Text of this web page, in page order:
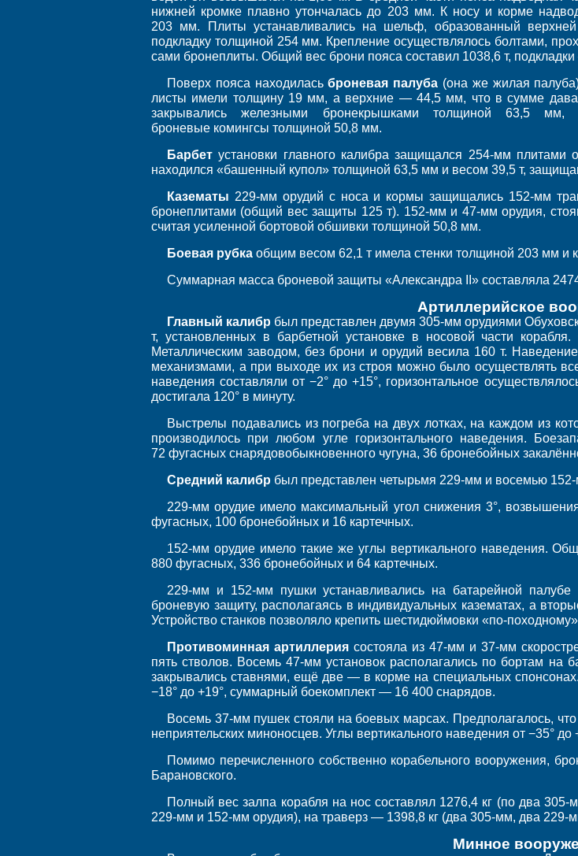
нижней кромке плавно утончалась до 203 мм. К носу и корме
203 мм. Плиты устанавливались на шельф, образованный
подкладку толщиной 254 мм. Крепление осуществлялось болтами,
сами бронеплиты. Общий вес брони пояса составил 1038,6 т,
Поверх пояса находиласьброневая палуба (она же жилая
листы имели толщину 19 мм, а верхние — 44,5 мм, что в сумме
закрывались железными бронекрышками толщиной 63,5
броневые комингсы толщиной 50,8 мм.
Барбет установки главного калибра защищался 254-мм
находился «башенный купол» толщиной 63,5 мм и весом 39,5 т,
Казематы 229-мм орудий с носа и кормы защищались 152-мм
бронеплитами (общий вес защиты 125 т). 152-мм и 47-мм орудия,
считая усиленной бортовой обшивки толщиной 50,8 мм.
Боевая рубка общим весом 62,1 т имела стенки толщиной 203 мм и
Суммарная масса броневой защиты «Александра II» составляла
Артиллерийское
Главный калибр был представлен двумя 305-мм орудиями
т, установленных в барбетной установке в носовой части
Металлическим заводом, без брони и орудий весила 160 т.
механизмами, а при выходе их из строя можно было осуществлять
наведения составляли от −2° до +15°, горизонтальное
достигала 120° в минуту.
Выстрелы подавались из погреба на двух лотках, на каждом из
производилось при любом угле горизонтального наведения.
72 фугасных снарядовобыкновенного чугуна, 36 бронебойных
Средний калибр был представлен четырьмя 229-мм и восемью
229-мм орудие имело максимальный угол снижения 3°,
фугасных, 100 бронебойных и 16 картечных.
152-мм орудие имело такие же углы вертикального наведения.
880 фугасных, 336 бронебойных и 64 картечных.
229-мм и 152-мм пушки устанавливались на батарейной
броневую защиту, располагаясь в индивидуальных казематах, а
Устройство станков позволяло крепить шестидюймовки «по-
Противоминная артиллериясостояла из 47-мм и 37-мм
пять стволов. Восемь 47-мм установок располагались по бортам на
закрывались ставнями, ещё две — в корме на специальных
−18° до +19°, суммарный боекомплект — 16 400 снарядов.
Восемь 37-мм пушек стояли на боевых марсах. Предполагалось,
неприятельских миноносцев. Углы вертикального наведения от −35°
Помимо перечисленного собственно корабельного вооружения,
Барановского.
Полный вес залпа корабля на нос составлял 1276,4 кг (по два
229-мм и 152-мм орудия), на траверз — 1398,8 кг (два 305-мм, два 229-
Минное